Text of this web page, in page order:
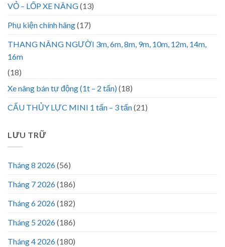
VỎ – LỐP XE NÂNG(13)
Phụ kiện chính hãng(17)
THANG NÂNG NGƯỜI 3m, 6m, 8m, 9m, 10m, 12m, 14m,
16m
(18)
Xe nâng bán tự động (1t – 2 tấn)(18)
CẨU THỦY LỰC MINI 1 tấn – 3 tấn(21)
LƯU TRỮ
Tháng 8 2026(56)
Tháng 7 2026(186)
Tháng 6 2026(182)
Tháng 5 2026(186)
Tháng 4 2026(180)